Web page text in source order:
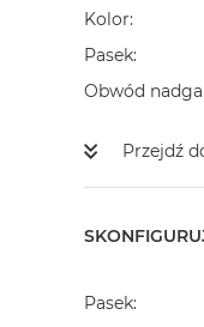
Kolor
Pasek
Obwód
Przejdź
Pasek: